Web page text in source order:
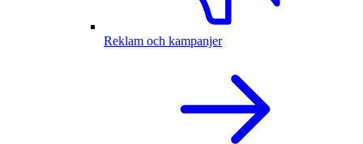
Reklam och kampanjer